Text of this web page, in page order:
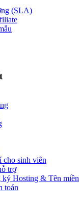
(SLA)
cho sinh viên
trợ
ký Hosting & Tên miền
toán